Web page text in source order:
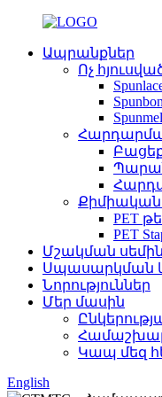
Ապրանքներ
Ոչ
Քիմիական
PET
PET
Մշակման
Սպասարկման
Նորություններ
Մեր մասին
Կապ մեզ
English